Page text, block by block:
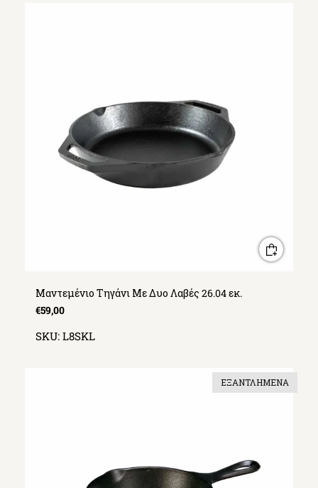
Μαντεμένιο Τηγάνι Με Δυο Λαβές 26.04 εκ.
€59,00
SKU: L8SKL
ΕΞΑΝΤΛΗΜΈΝΑ